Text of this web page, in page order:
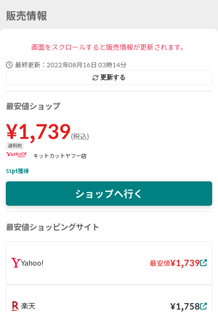
販売情報
画面をスクロールすると販売情報が更新されます。
最終更新： 2022年08月16日 03時14分
更新する
最安値ショップ
¥1,739(税込)
送料別
キットカットヤフー店
51pt獲得
ショップへ行く
最安値ショッピングサイト
Yahoo! 最安値¥1,739
楽天 ¥1,758